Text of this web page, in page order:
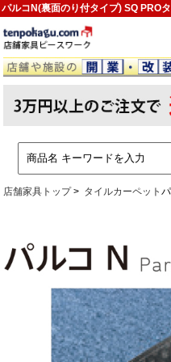
パルコN(裏面のり付タイプ) SQ PRO
店舗家具トップ タイルカーペット